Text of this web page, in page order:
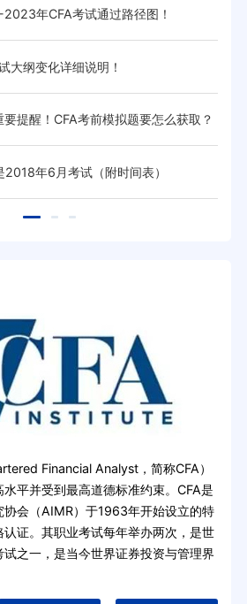
年CFA考试通过路径图！
大纲变化详细说明！
提醒！CFA考前模拟题要怎么获取？
年6月考试（附时间表）
Financial Analyst，简称CFA）
平并受到最高道德标准约束。CFA是
协会（AIMR）于1963年开始设立的特
证。其职业考试每年举办两次，是世
之一，是当今世界证券投资与管理界